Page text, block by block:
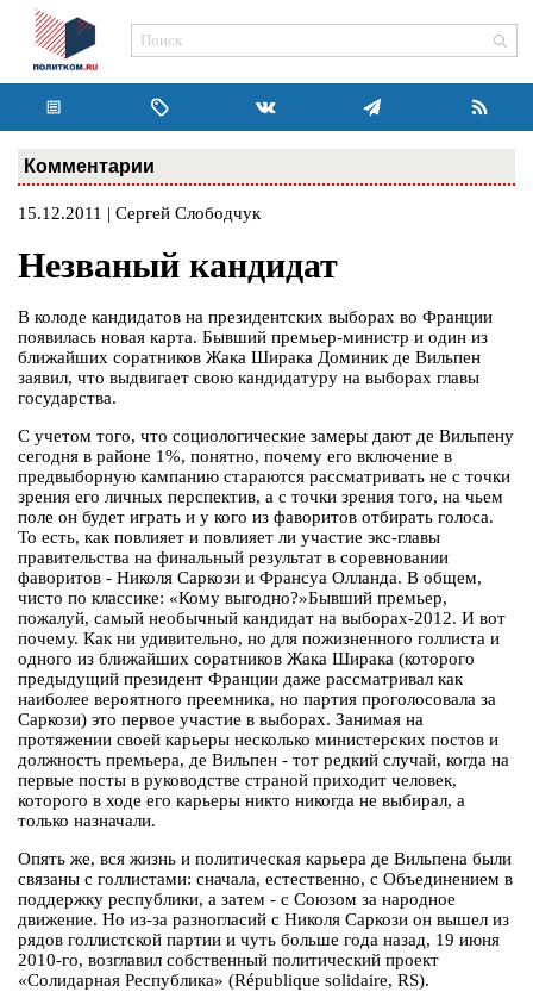
Комментарии
15.12.2011 | Сергей Слободчук
Незваный кандидат
В колоде кандидатов на президентских выборах во Франции
появилась новая карта. Бывший премьер-министр и один из
ближайших соратников Жака Ширака Доминик де Вильпен
заявил, что выдвигает свою кандидатуру на выборах главы
государства.
С учетом того, что социологические замеры дают де Вильпену
сегодня в районе 1%, понятно, почему его включение в
предвыборную кампанию стараются рассматривать не с точки
зрения его личных перспектив, а с точки зрения того, на чьем
поле он будет играть и у кого из фаворитов отбирать голоса.
То есть, как повлияет и повлияет ли участие экс-главы
правительства на финальный результат в соревновании
фаворитов - Николя Саркози и Франсуа Олланда. В общем,
чисто по классике: «Кому выгодно?»Бывший премьер,
пожалуй, самый необычный кандидат на выборах-2012. И вот
почему. Как ни удивительно, но для пожизненного голлиста и
одного из ближайших соратников Жака Ширака (которого
предыдущий президент Франции даже рассматривал как
наиболее вероятного преемника, но партия проголосовала за
Саркози) это первое участие в выборах. Занимая на
протяжении своей карьеры несколько министерских постов и
должность премьера, де Вильпен - тот редкий случай, когда на
первые посты в руководстве страной приходит человек,
которого в ходе его карьеры никто никогда не выбирал, а
только назначали.
Опять же, вся жизнь и политическая карьера де Вильпена были
связаны с голлистами: сначала, естественно, с Объединением в
поддержку республики, а затем - с Союзом за народное
движение. Но из-за разногласий с Николя Саркози он вышел из
рядов голлистской партии и чуть больше года назад, 19 июня
2010-го, возглавил собственный политический проект
«Солидарная Республика» (République solidaire, RS).